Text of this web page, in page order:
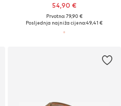
54,90 €
Prvotno: 79,90 €
Posljednja najniža cijena:49,41 €